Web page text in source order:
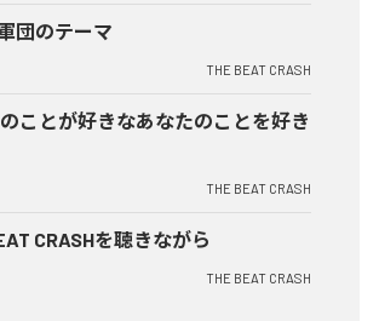
団のテーマ
THE BEAT CRASH
ことが好きなあなたのことを好き
THE BEAT CRASH
CRASHを聴きながら
THE BEAT CRASH